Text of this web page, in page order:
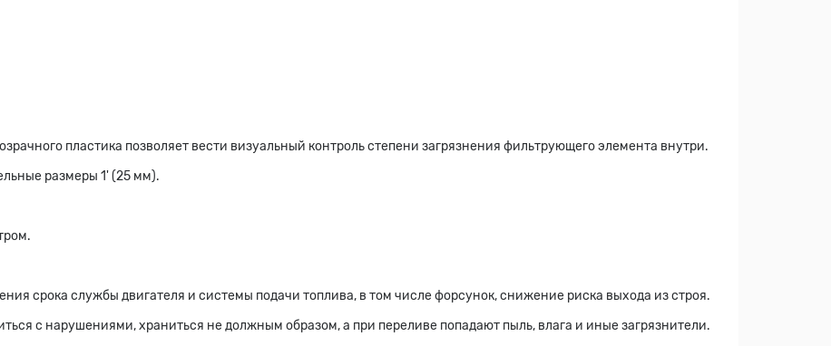
пластика позволяет вести визуальный контроль степени загрязнения фильтрующего элемента внутри.
размеры 1' (25 мм).
срока службы двигателя и системы подачи топлива, в том числе форсунок, снижение риска выхода из строя.
с нарушениями, храниться не должным образом, а при переливе попадают пыль, влага и иные загрязнители.